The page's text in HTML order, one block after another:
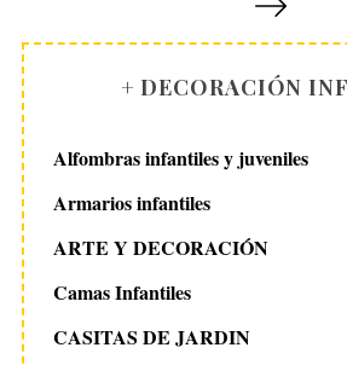
g
i
n
a
c
i
ó
n
d
e
+ DECORACIÓN
Alfombras infantiles y juveniles
Armarios infantiles
ARTE Y DECORACIÓN
Camas Infantiles
CASITAS DE JARDIN